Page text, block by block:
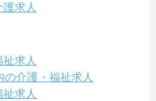
求人
求人
介護・福祉求人
求人